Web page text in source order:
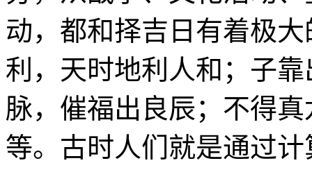
动，都和择吉日有着极
利，天时地利人和；子
脉，催福出良辰；不得
等。古时人们就是通过